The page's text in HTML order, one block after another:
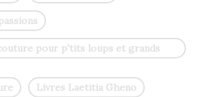
pour p'tits loups et grands
Livres Laetitia Gheno